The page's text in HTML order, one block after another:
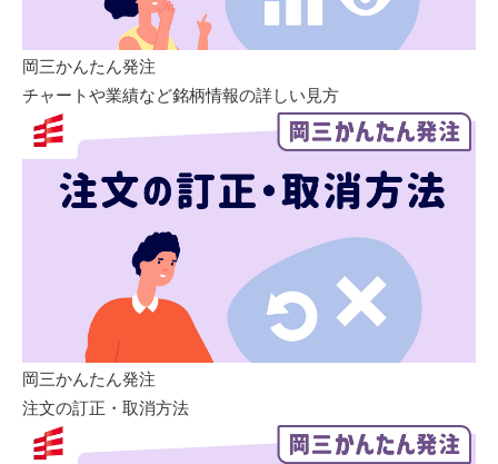
岡三かんたん発注
チャートや業績など銘柄情報の詳しい見方
岡三かんたん発注
注文の訂正・取消方法